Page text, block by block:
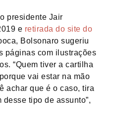
presidente Jair
e retirada do site do
Bolsonaro sugeriu
páginas com ilustrações
“Quem tiver a cartilha
vai estar na mão
achar que é o caso, tira
tipo de assunto”,